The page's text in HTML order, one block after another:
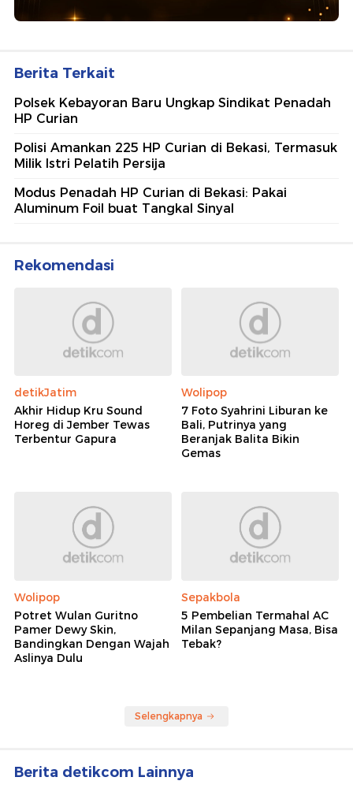
Berita Terkait
Polsek Kebayoran Baru Ungkap Sindikat Penadah
HP Curian
Polisi Amankan 225 HP Curian di Bekasi, Termasuk
Milik Istri Pelatih Persija
Modus Penadah HP Curian di Bekasi: Pakai
Aluminum Foil buat Tangkal Sinyal
Rekomendasi
detikJatim
Akhir Hidup Kru Sound
Horeg di Jember Tewas
Terbentur Gapura
Wolipop
7 Foto Syahrini Liburan ke
Bali, Putrinya yang
Beranjak Balita Bikin
Gemas
Wolipop
Potret Wulan Guritno
Pamer Dewy Skin,
Bandingkan Dengan Wajah
Aslinya Dulu
Sepakbola
5 Pembelian Termahal AC
Milan Sepanjang Masa, Bisa
Tebak?
Selengkapnya
Berita detikcom Lainnya